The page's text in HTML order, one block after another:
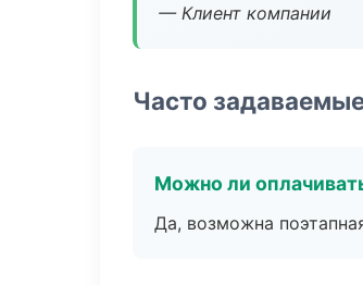
— Клиент компании
Часто
Можно ли
Да, возможна